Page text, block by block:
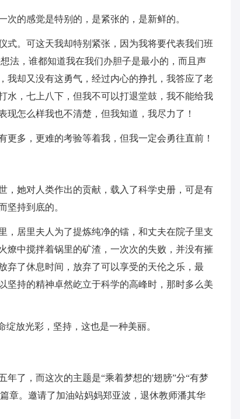
的感觉是特别的，是紧张的，是新鲜的。
式。可这天我却特别紧张，因为我将要代表我们班
法，谁都知道我在我们办胆子是最小的，而且声
我却又没有这勇气，经过内心的挣扎，我答应了老
水，七上八下，但我不可以打退堂鼓，我不能给我
怎么样我也不清楚，但我知道，我尽力了！
多，更难的考验等着我，但我一定会勇往直前！
，她对人类作出的贡献，载入了科学史册，可是有
坚持到底的。
，居里夫人为了提炼纯净的镭，和丈夫在院子里支
燎中搅拌着锅里的矿渣，一次次的失败，并没有摧
弃了休息时间，放弃了可以享受的天伦之乐，最
坚持的精神卓然屹立于科学的高峰时，那时多么美
放光彩，坚持，这也是一种美丽。
年了，而这次的主题是“乘着梦想的'翅膀”分“有梦
章。邀请了加油站妈妈郑亚波，退休教师潘其华